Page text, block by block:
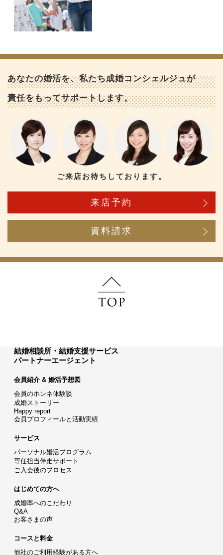
あなたの婚活を、私たち成婚コンシェルジュが
責任をもってサポートします。
ご来店お待ちしております。
来店予約
資料請求
結婚相談所・結婚支援サービス
パートナーエージェント
会員紹介 & 婚活予想図
会員のホンネ体験談
成婚ストーリー
Happy report
会員プロフィールと活動実績
サービス
パーソナル婚活プログラム
専任担当伴走サポート
ご入会後のプロセス
はじめての方へ
成婚率へのこだわり
Q&A
お客さまの声
コースと料金
他社のご利用経験がある方へ